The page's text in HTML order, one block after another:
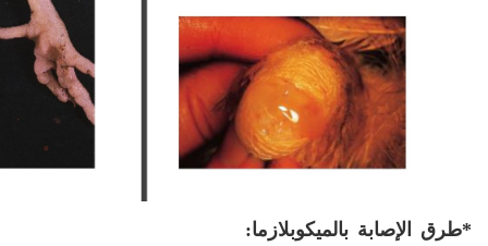
*طرق الإصابة بالميكوبلازما: